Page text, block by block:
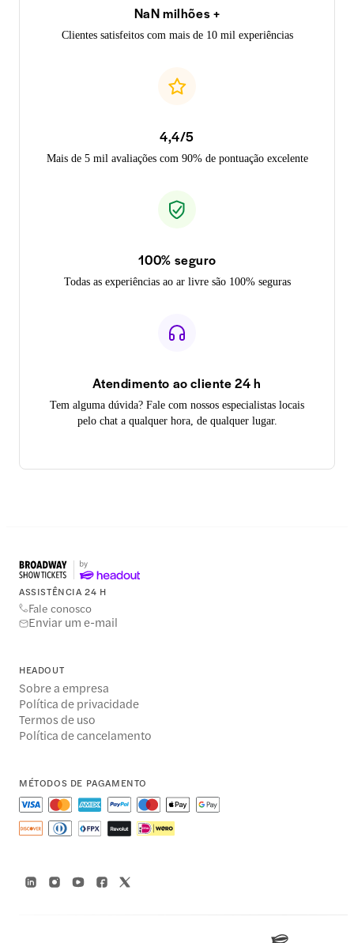
NaN milhões +
Clientes satisfeitos com mais de 10 mil experiências
4,4/5
Mais de 5 mil avaliações com 90% de pontuação excelente
100% seguro
Todas as experiências ao ar livre são 100% seguras
Atendimento ao cliente 24 h
Tem alguma dúvida? Fale com nossos especialistas locais
pelo chat a qualquer hora, de qualquer lugar.
ASSISTÊNCIA 24 H
Fale conosco
Enviar um e-mail
HEADOUT
Sobre a empresa
Política de privacidade
Termos de uso
Política de cancelamento
MÉTODOS DE PAGAMENTO